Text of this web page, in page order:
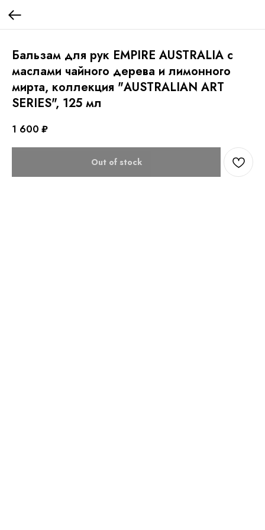
Бальзам для рук EMPIRE AUSTRALIA с
маслами чайного дерева и лимонного
мирта, коллекция "AUSTRALIAN ART
SERIES", 125 мл
1 600 ₽
Out of stock